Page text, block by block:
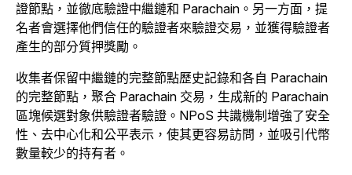
證節點，並徹底驗證中繼鏈和 Parachain。另一方面，提
名者會選擇他們信任的驗證者來驗證交易，並獲得驗證者
產生的部分質押獎勵。
收集者保留中繼鏈的完整節點歷史記錄和各自 Parachain
的完整節點，聚合 Parachain 交易，生成新的 Parachain
區塊候選對象供驗證者驗證。NPoS 共識機制增強了安全
性、去中心化和公平表示，使其更容易訪問，並吸引代幣
數量較少的持有者。